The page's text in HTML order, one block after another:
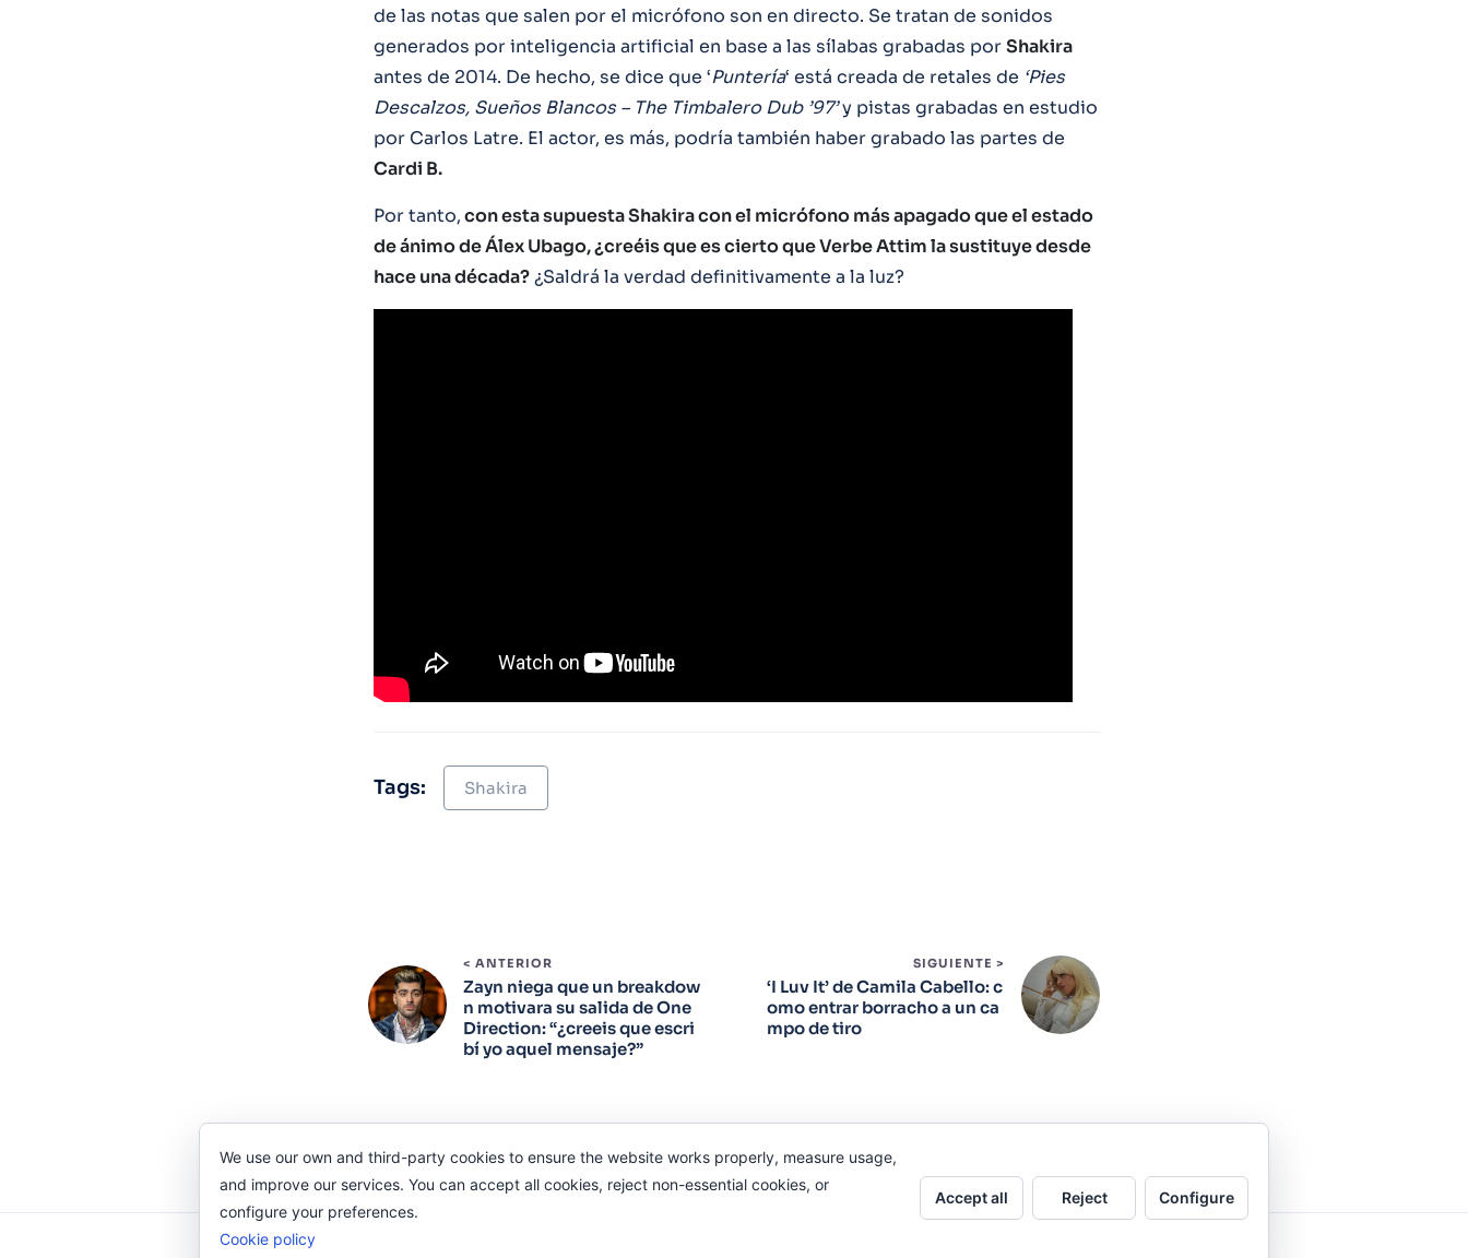
de las notas que salen por el micrófono son en directo. Se tratan de sonidos
generados por inteligencia artificial en base a las sílabas grabadas porShakira
antes de 2014. De hecho, se dice que ‘Puntería‘ está creada de retales de ‘Pies
Descalzos, Sueños Blancos – The Timbalero Dub ’97’y pistas grabadas en estudio
por Carlos Latre. El actor, es más, podría también haber grabado las partes de
Cardi B.
Por tanto,con esta supuesta Shakira con el micrófono más apagado que el estado
de ánimo de Álex Ubago, ¿creéis que es cierto que Verbe Attim la sustituye desde
hace una década?¿Saldrá la verdad definitivamente a la luz?
Tags: Shakira
< ANTERIOR
Zayn niega que un breakdow
n motivara su salida de One
Direction: “¿creeis que escri
bí yo aquel mensaje?”
SIGUIENTE >
‘I Luv It’ de Camila Cabello: c
omo entrar borracho a un ca
mpo de tiro
We use our own and third-party cookies to ensure the website works properly, measure usage,
and improve our services. You can accept all cookies, reject non-essential cookies, or
configure your preferences.
Cookie policy
Accept all Reject Configure